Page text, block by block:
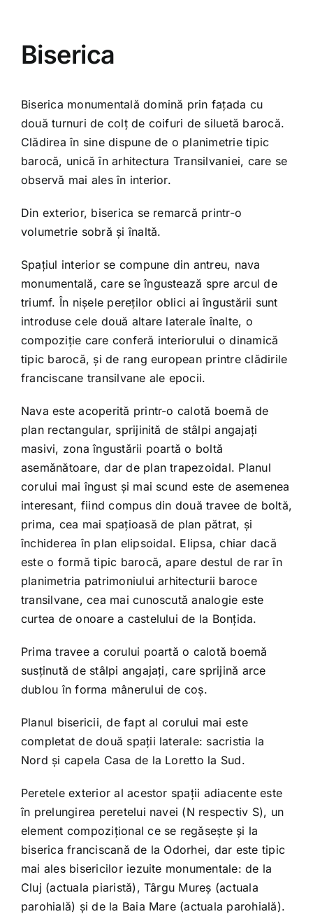
Virtuális bemutató
Művészettörténeti értékek
Felújítás
Hírek
Kapcsolat
Biserica
Biserica monumentală domină prin fațada cu
două turnuri de colț de coifuri de siluetă barocă.
Clădirea în sine dispune de o planimetrie tipic
barocă, unică în arhitectura Transilvaniei, care se
observă mai ales în interior.
Din exterior, biserica se remarcă printr-o
volumetrie sobră și înaltă.
Spațiul interior se compune din antreu, nava
monumentală, care se îngustează spre arcul de
triumf. În nișele pereților oblici ai îngustării sunt
introduse cele două altare laterale înalte, o
compoziție care conferă interiorului o dinamică
tipic barocă, și de rang european printre clădirile
franciscane transilvane ale epocii.
Nava este acoperită printr-o calotă boemă de
plan rectangular, sprijinită de stâlpi angajați
masivi, zona îngustării poartă o boltă
asemănătoare, dar de plan trapezoidal. Planul
corului mai îngust și mai scund este de asemenea
interesant, fiind compus din două travee de boltă,
prima, cea mai spațioasă de plan pătrat, și
închiderea în plan elipsoidal. Elipsa, chiar dacă
este o formă tipic barocă, apare destul de rar în
planimetria patrimoniului arhitecturii baroce
transilvane, cea mai cunoscută analogie este
curtea de onoare a castelului de la Bonțida.
Prima travee a corului poartă o calotă boemă
susținută de stâlpi angajați, care sprijină arce
dublou în forma mânerului de coș.
Planul bisericii, de fapt al corului mai este
completat de două spații laterale: sacristia la
Nord și capela Casa de la Loretto la Sud.
Peretele exterior al acestor spații adiacente este
în prelungirea peretelui navei (N respectiv S), un
element compozițional ce se regăsește și la
biserica franciscană de la Odorhei, dar este tipic
mai ales bisericilor iezuite monumentale: de la
Cluj (actuala piaristă), Târgu Mureș (actuala
parohială) și de la Baia Mare (actuala parohială).